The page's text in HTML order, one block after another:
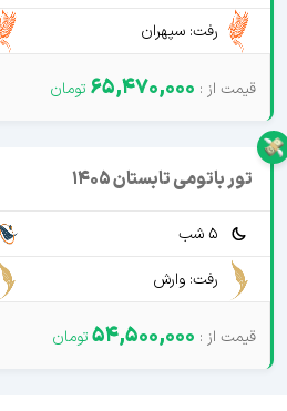
رفت: سپهران
65,470,000
تور باتومی تابستان 1405
5 شب
رفت: وارش
54,500,000